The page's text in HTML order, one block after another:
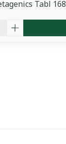
Tabl 168